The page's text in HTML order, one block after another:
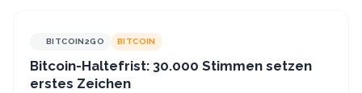
BITCOIN2GO BITCOIN
Bitcoin-Haltefrist: 30.000 Stimmen setzen
erstes Zeichen